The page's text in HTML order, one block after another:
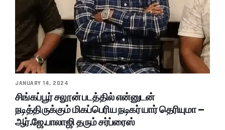
JANUARY 14, 2024
சிங்கப்பூர் சலூன் படத்தில் என்னுடன்
நடித்திருக்கும் மிகப்பெரிய நடிகர் யார் தெரியுமா –
ஆர்.ஜே.பாலாஜி தரும் சர்ப்ரைஸ்